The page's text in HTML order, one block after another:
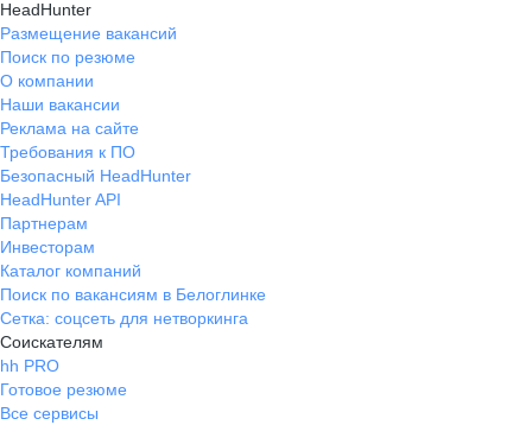
HeadHunter
Размещение вакансий
Поиск по резюме
О компании
Наши вакансии
Реклама на сайте
Требования к ПО
Безопасный HeadHunter
HeadHunter API
Партнерам
Инвесторам
Каталог компаний
Поиск по вакансиям в Белоглинке
Сетка: соцсеть для нетворкинга
Соискателям
hh PRO
Готовое резюме
Все сервисы